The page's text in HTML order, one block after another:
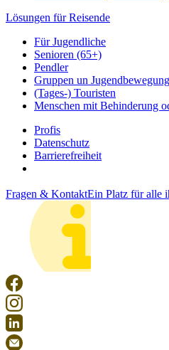
Lösungen für Reisende
Für Jugendliche
Senioren (65+)
Pendler
Gruppen un
(Tages-) Touristen
Menschen mit Behinderung
Profis
Datenschutz
Barrierefreiheit
Fragen & KontaktEin Platz für alle